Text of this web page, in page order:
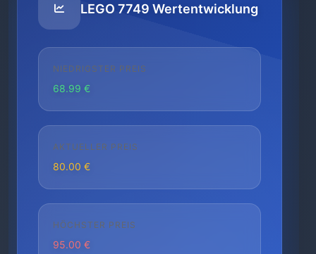
LEGO 7749 Wertentwicklung
NIEDRIGSTER PREIS
68.99 €
AKTUELLER PREIS
80.00 €
HÖCHSTER PREIS
95.00 €